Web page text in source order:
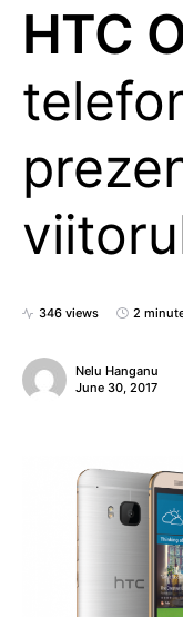
HTC
346 views 2
Nelu Hanganu
June 30, 2017